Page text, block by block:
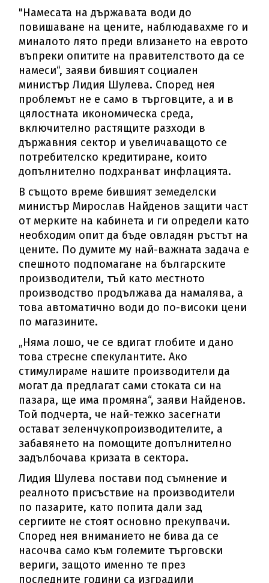
"Намесата на държавата води до
повишаване на цените, наблюдавахме го и
миналото лято преди влизането на еврото
въпреки опитите на правителството да се
намеси“, заяви бившият социален
министър Лидия Шулева. Според нея
проблемът не е само в търговците, а и в
цялостната икономическа среда,
включително растящите разходи в
държавния сектор и увеличаващото се
потребителско кредитиране, които
допълнително подхранват инфлацията.
В същото време бившият земеделски
министър Мирослав Найденов защити част
от мерките на кабинета и ги определи като
необходим опит да бъде овладян ръстът на
цените. По думите му най-важната задача е
спешното подпомагане на българските
производители, тъй като местното
производство продължава да намалява, а
това автоматично води до по-високи цени
по магазините.
„Няма лошо, че се вдигат глобите и дано
това стресне спекулантите. Ако
стимулираме нашите производители да
могат да предлагат сами стоката си на
пазара, ще има промяна“, заяви Найденов.
Той подчерта, че най-тежко засегнати
остават зеленчукопроизводителите, а
забавянето на помощите допълнително
задълбочава кризата в сектора.
Лидия Шулева постави под съмнение и
реалното присъствие на производители
по пазарите, като попита дали зад
сергиите не стоят основно прекупвачи.
Според нея вниманието не бива да се
насочва само към големите търговски
вериги, защото именно те през
последните години са изградили